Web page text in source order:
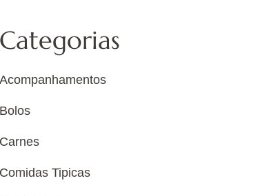
Categorias
Acompanhamentos
Bolos
Carnes
Comidas Tipicas